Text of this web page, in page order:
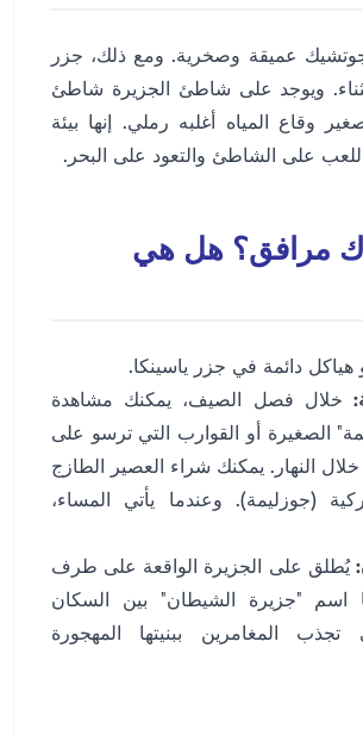
عميقة وصخرية. ومع ذلك، جزر
ويوجد على شاطئ الجزيرة شاطئ
وقاع المياه أغلبه رملي. إنها بيئة
للعب على الشاطئ والتعود على البحر.
مرافق؟ هل هي
هياكل دائمة في جزر ياسينكا.
خلال فصل الصيف، يمكنك مشاهدة
الصغيرة أو القوارب التي ترسو على
النهار. يمكنك شراء العصير الطازج
(جوزليمة). وعندما يأتي المساء،
يُطلق على الجزيرة الواقعة على طرف
اسم "جزيرة الشيطان" بين السكان
تجذب المغامرين ببنيتها المهجورة